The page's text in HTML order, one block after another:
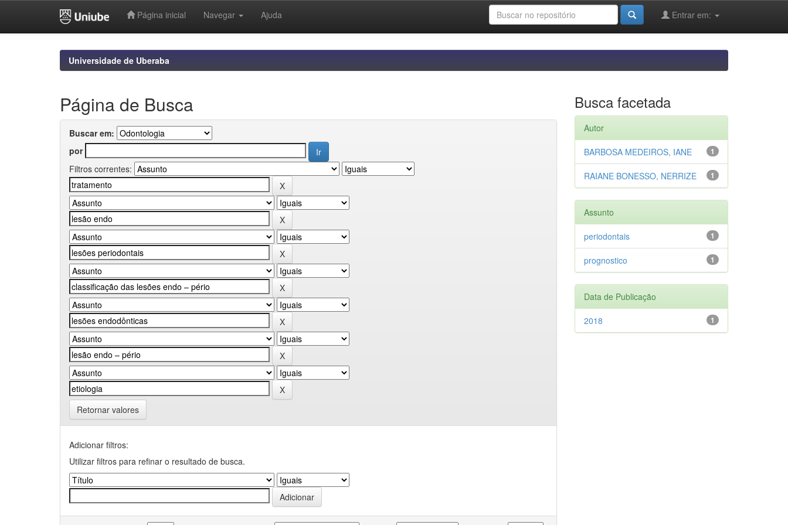
Página inicial Navegar Ajuda Entrar em:
Universidade de Uberaba
Página de Busca
Buscar em:
por
Filtros correntes:
Retornar valores
Adicionar filtros:
Utilizar filtros para refinar o resultado de busca.
Busca facetada
Autor
1
BARBOSA MEDEIROS, IANE
1
RAIANE BONESSO, NERRIZE
Assunto
1
periodontais
1
prognostico
Data de Publicação
1
2018